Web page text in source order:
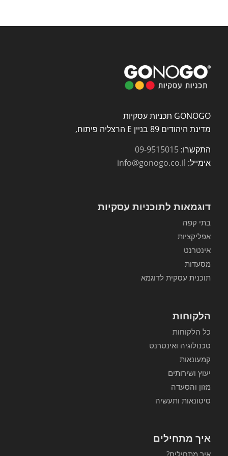
GONOGO תכניות עסקיות
מדינת היהודים 89 בניין E הרצליה פיתוח,
התקשרו: 09-9515015
אימייל: info@gonogo.co.il
דוגמאות לתוכניות עסקיות
בתי קפה
אפליקציות
אינטרנט
מסעדות
תוכנית עסקית לדוגמא
הלקוחות
כל הלקוחות
טכנולוגיה ואינטרנט
קמעונאות
יעוץ ושירותים
מזון והסעדה
סיטונאות ותעשיה
איך מתחילים
איך מתחילים?